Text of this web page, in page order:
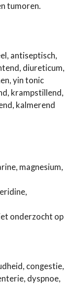
tumoren.
antiseptisch,
diureticum,
yin tonic
krampstillend,
kalmerend
magnesium,
onderzocht op
congestie,
dyspnoe,